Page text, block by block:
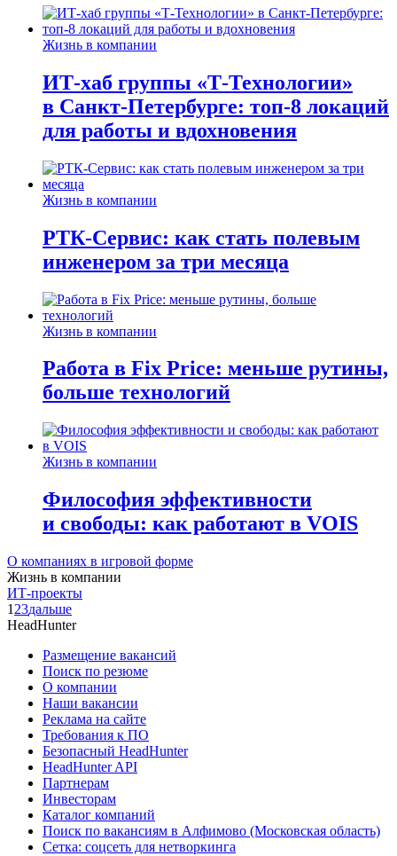
Жизнь в компании
ИТ-хаб группы «Т-Технологии»
в Санкт-Петербурге: топ-8 локаций
для работы и вдохновения
Жизнь в компании
РТК-Сервис: как стать полевым
инженером за три месяца
Жизнь в компании
Работа в Fix Price: меньше рутины,
больше технологий
Жизнь в компании
Философия эффективности
и свободы: как работают в VOIS
О компаниях в игровой форме
Жизнь в компании
ИТ-проекты
1 23дальше
HeadHunter
Размещение вакансий
Поиск по резюме
О компании
Наши вакансии
Реклама на сайте
Требования к ПО
Безопасный HeadHunter
HeadHunter API
Партнерам
Инвесторам
Каталог компаний
Поиск по вакансиям в Алфимово (Московская область)
Сетка: соцсеть для нетворкинга